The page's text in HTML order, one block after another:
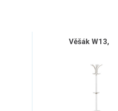
Věšák W13,